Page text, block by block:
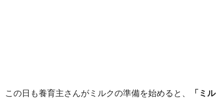
この日も養育主さんがミルクの準備を始めると、
「ミル